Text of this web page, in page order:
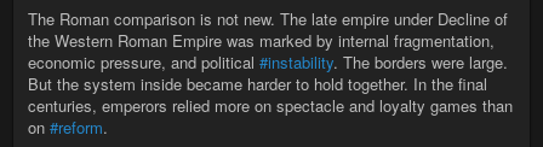
The Roman comparison is not new. The late empire under Decline of
the Western Roman Empire was marked by internal fragmentation,
economic pressure, and political #instability. The borders were large.
But the system inside became harder to hold together. In the final
centuries, emperors relied more on spectacle and loyalty games than
on #reform.